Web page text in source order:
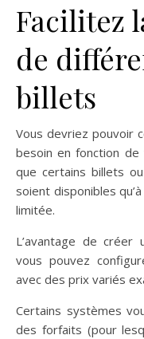
Facilitez
de
billets
Vous devriez pouvoir
besoin en fonction
que certains billets
soient disponibles
limitée.
L’avantage de créer
vous pouvez
avec des prix variés
Certains systèmes
des forfaits (pour